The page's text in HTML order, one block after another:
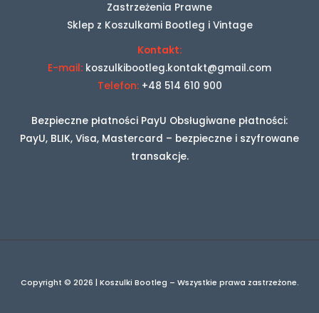
Zastrzeżenia Prawne
Sklep z Koszulkami Bootleg i Vintage
Kontakt:
E-mail: koszulkibootleg.kontakt@gmail.com
Telefon: +48 514 610 900
Bezpieczne płatności PayU Obsługiwane płatności:
PayU, BLIK, Visa, Mastercard – bezpieczne i szyfrowane
transakcje.
Copyright © 2026 | Koszulki Bootleg – Wszystkie prawa zastrzeżone.